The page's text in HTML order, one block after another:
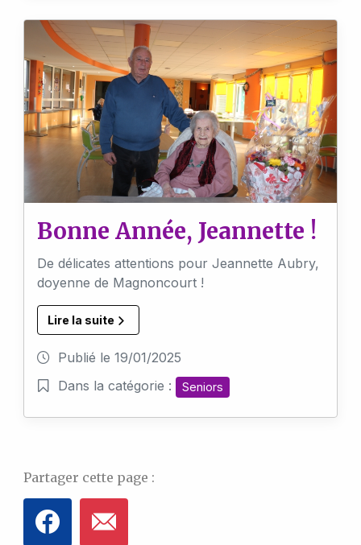
Bonne Année, Jeannette !
De délicates attentions pour Jeannette Aubry,
doyenne de Magnoncourt !
Lire la suite
Publié le 19/01/2025
Dans la catégorie :
Seniors
Partager cette page :